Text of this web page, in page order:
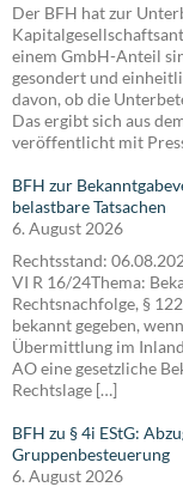
Der BFH hat zur
einem GmbH-Anteil
gesondert und
davon, ob die
Das ergibt sich aus
veröffentlicht mit
BFH zur
belastbare Tatsachen
6. August 2026
Rechtsstand:
VI R 16/24Thema:
Rechtsnachfolge, §
bekannt gegeben,
Übermittlung im
AO eine gesetzliche
Rechtslage […]
BFH zu § 4i EStG:
Gruppenbesteuerung
6. August 2026